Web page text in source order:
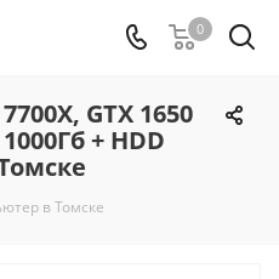
0
GTX 1650
+ HDD
в Томске